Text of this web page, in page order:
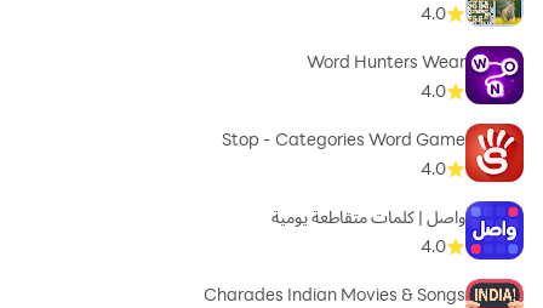
4.0
Word Hunters Wear
4.0
Stop - Categories Word Game
4.0
واصل | كلمات متقاطعة يومية
4.0
Charades Indian Movies & Songs